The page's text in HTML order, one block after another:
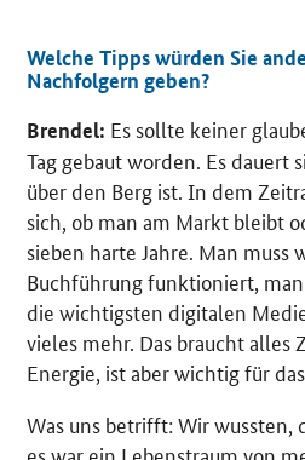
Welche Tipps würden Sie
Nachfolgern geben?
Brendel: Es sollte keiner
Tag gebaut worden. Es dauert
über den Berg ist. In dem
sich, ob man am Markt bleibt
sieben harte Jahre. Man muss
Buchführung funktioniert,
die wichtigsten digitalen
vieles mehr. Das braucht alles
Energie, ist aber wichtig für
Was uns betrifft: Wir wussten,
es war ein Lebenstraum von